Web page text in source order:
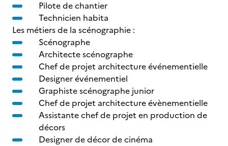
Pilote de chantier
Technicien habita
Les métiers de la scénographie :
Scénographe
Architecte scénographe
Chef de projet architecture événementielle
Designer événementiel
Graphiste scénographe junior
Chef de projet architecture évènementielle
Assistante chef de projet en production de
décors
Designer de décor de cinéma